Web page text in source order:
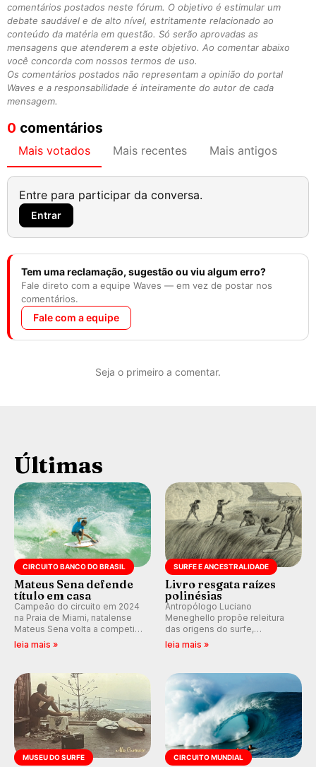
comentários postados neste fórum. O objetivo é estimular um
debate saudável e de alto nível, estritamente relacionado ao
conteúdo da matéria em questão. Só serão aprovadas as
mensagens que atenderem a este objetivo. Ao comentar abaixo
você concorda com nossos termos de uso.
Os comentários postados não representam a opinião do portal
Waves e a responsabilidade é inteiramente do autor de cada
mensagem.
0 comentários
Mais votados Mais recentes Mais antigos
Entre para participar da conversa.
Entrar
Tem uma reclamação, sugestão ou viu algum erro?
Fale direto com a equipe Waves — em vez de postar nos
comentários.
Fale com a equipe
Seja o primeiro a comentar.
Últimas
CIRCUITO BANCO DO BRASIL
Mateus Sena defende
título em casa
Campeão do circuito em 2024
na Praia de Miami, natalense
Mateus Sena volta a competir
em casa em busca de manter a
leia mais »
SURFE E ANCESTRALIDADE
Livro resgata raízes
polinésias
Antropólogo Luciano
Meneghello propõe releitura
das origens do surfe,
resgatando a cultura polinésia
prática em esporte e indústria.
leia mais »
MUSEU DO SURFE CIRCUITO MUNDIAL